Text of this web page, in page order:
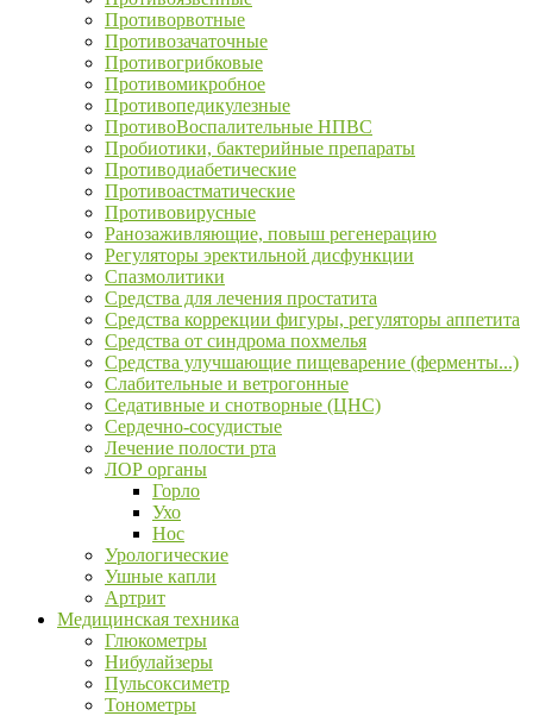
Противорвотные
Противозачаточные
Противогрибковые
Противомикробное
Противопедикулезные
ПротивоВоспалительные НПВС
Пробиотики, бактерийные препараты
Противодиабетические
Противоастматические
Противовирусные
Ранозаживляющие, повыш регенерацию
Регуляторы эректильной дисфункции
Спазмолитики
Средства для лечения простатита
Средства коррекции фигуры, регуляторы аппетита
Средства от синдрома похмелья
Средства улучшающие пищеварение (ферменты...)
Слабительные и ветрогонные
Седативные и снотворные (ЦНС)
Сердечно-сосудистые
Лечение полости рта
ЛОР органы
Горло
Ухо
Нос
Урологические
Ушные капли
Артрит
Медицинская техника
Глюкометры
Нибулайзеры
Пульсоксиметр
Тонометры